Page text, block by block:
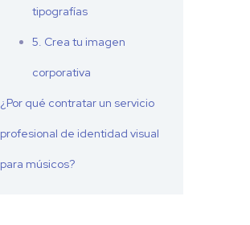
tipografías
5. Crea tu imagen
corporativa
¿Por qué contratar un servicio
profesional de identidad visual
para músicos?